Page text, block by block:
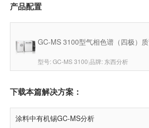
产品配置
GC-MS 3100型气相色谱（四极）
型号: GC-MS 3100 品牌: 东西分析
下载本篇解决方案：
涂料中有机锡GC-MS分析